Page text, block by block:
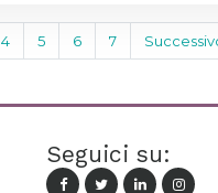
4 5 6 7
Seguici su: